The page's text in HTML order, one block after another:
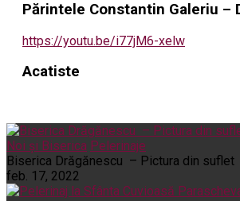
Părintele Constantin Galeriu –
https://youtu.be/i77jM6-xelw
Acatiste
Noi și Biserica Pelerinaje
Biserica Drăgănescu – Pictura din suflet
feb. 17, 2022